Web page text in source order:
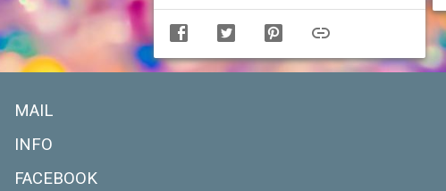
MAIL
INFO
FACEBOOK